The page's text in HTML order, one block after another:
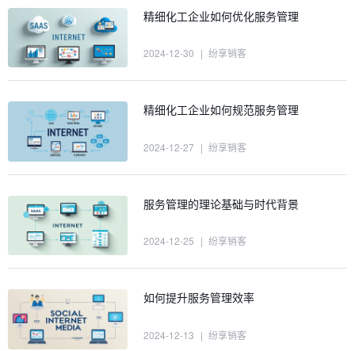
精细化工企业如何优化服务管理
2024-12-30 | 纷享销客
精细化工企业如何规范服务管理
2024-12-27 | 纷享销客
服务管理的理论基础与时代背景
2024-12-25 | 纷享销客
如何提升服务管理效率
2024-12-13 | 纷享销客